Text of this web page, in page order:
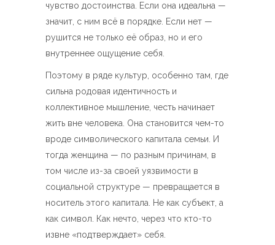
чувство достоинства. Если она идеальна —
значит, с ним всё в порядке. Если нет —
рушится не только её образ, но и его
внутреннее ощущение себя.
Поэтому в ряде культур, особенно там, где
сильна родовая идентичность и
коллективное мышление, честь начинает
жить вне человека. Она становится чем-то
вроде символического капитала семьи. И
тогда женщина — по разным причинам, в
том числе из-за своей уязвимости в
социальной структуре — превращается в
носитель этого капитала. Не как субъект, а
как символ. Как нечто, через что кто-то
извне «подтверждает» себя.